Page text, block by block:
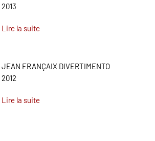
2013
Lire la suite
JEAN FRANÇAIX DIVERTIMENTO
2012
Lire la suite